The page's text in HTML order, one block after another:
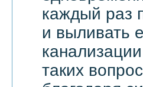
каждый раз
и выливать
таких